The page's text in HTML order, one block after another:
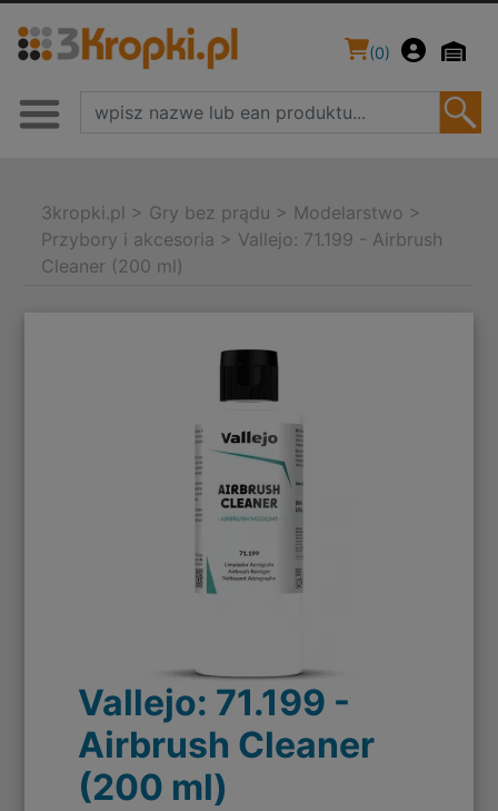
(0)
3kropki.pl > Gry bez prądu > Modelarstwo >
Przybory i akcesoria > Vallejo: 71.199 - Airbrush
Cleaner (200 ml)
Vallejo: 71.199 -
Airbrush Cleaner
(200 ml)